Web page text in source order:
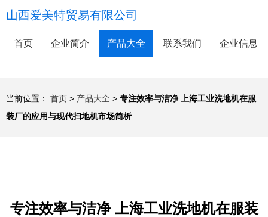
山西爱美特贸易有限公司
首页 企业简介 产品大全 联系我们 企业信息
当前位置： 首页 > 产品大全 > 专注效率与洁净 上海工业洗地机在服
装厂的应用与现代扫地机市场简析
专注效率与洁净 上海工业洗地机在服装